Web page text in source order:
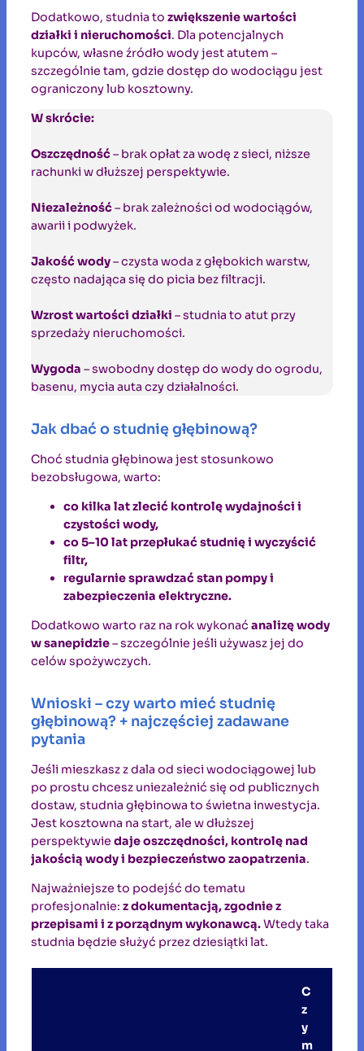
Dodatkowo, studnia to zwiększenie wartości
działki i nieruchomości. Dla potencjalnych
kupców, własne źródło wody jest atutem –
szczególnie tam, gdzie dostęp do wodociągu jest
ograniczony lub kosztowny.
W skrócie:
Oszczędność– brak opłat za wodę z sieci, niższe
rachunki w dłuższej perspektywie.
Niezależność– brak zależności od wodociągów,
awarii i podwyżek.
Jakość wody– czysta woda z głębokich warstw,
często nadająca się do picia bez filtracji.
Wzrost wartości działki – studnia to atut przy
sprzedaży nieruchomości.
Wygoda – swobodny dostęp do wody do ogrodu,
basenu, mycia auta czy działalności.
Jak dbać o studnię głębinową?
Choć studnia głębinowa jest stosunkowo
bezobsługowa, warto:
co kilka lat zlecić kontrolę wydajności i
czystości wody,
co 5–10 lat przepłukać studnię i wyczyścić
filtr,
regularnie sprawdzać stan pompy i
zabezpieczenia elektryczne.
Dodatkowo warto raz na rok wykonać analizę wody
w sanepidzie– szczególnie jeśli używasz jej do
celów spożywczych.
Wnioski – czy warto mieć studnię
głębinową? + najczęściej zadawane
pytania
Jeśli mieszkasz z dala od sieci wodociągowej lub
po prostu chcesz uniezależnić się od publicznych
dostaw, studnia głębinowa to świetna inwestycja.
Jest kosztowna na start, ale w dłuższej
perspektywie daje oszczędności, kontrolę nad
jakością wody i bezpieczeństwo zaopatrzenia.
Najważniejsze to podejść do tematu
profesjonalnie: z dokumentacją, zgodnie z
przepisami i z porządnym wykonawcą.Wtedy taka
studnia będzie służyć przez dziesiątki lat.
C
z
y
m